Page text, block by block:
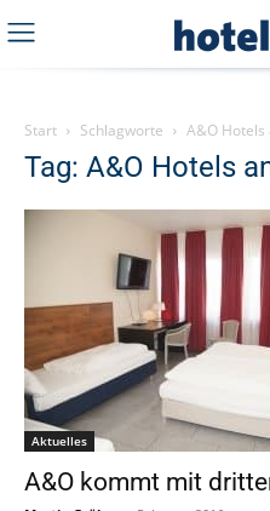
Start Schlagworte A&O Hotels
Tag: A&O Hotels
Aktuelles
A&O kommt mit